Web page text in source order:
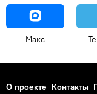
Макс
О проекте Контакты